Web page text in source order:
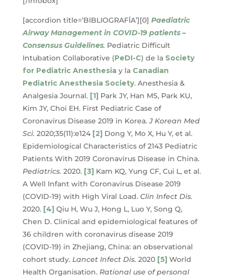
[accordion title=’BIBLIOGRAFÍA’][0] Paediatric
Airway Management in COVID-19 patients –
Consensus Guidelines. Pediatric Difficult
Intubation Collaborative (PeDI-C) de la Society
for Pediatric Anesthesiay la Canadian
Pediatric Anesthesia Society. Anesthesia &
Analgesia Journal. [1]Park JY, Han MS, Park KU,
Kim JY, Choi EH. First Pediatric Case of
Coronavirus Disease 2019 in Korea.J Korean Med
Sci. 2020;35(11):e124 [2]Dong Y, Mo X, Hu Y, et al.
Epidemiological Characteristics of 2143 Pediatric
Patients With 2019 Coronavirus Disease in China.
Pediatrics. 2020. [3]Kam KQ, Yung CF, Cui L, et al.
A Well Infant with Coronavirus Disease 2019
(COVID-19) with High Viral Load. Clin Infect Dis.
2020. [4]Qiu H, Wu J, Hong L, Luo Y, Song Q,
Chen D. Clinical and epidemiological features of
36 children with coronavirus disease 2019
(COVID-19) in Zhejiang, China: an observational
cohort study. Lancet Infect Dis. 2020 [5]World
Health Organisation. Rational use of personal